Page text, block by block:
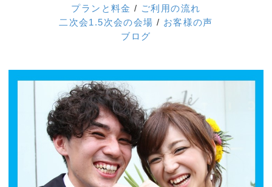
プランと料金 / ご利用の流れ
二次会1.5次会の会場 / お客様の声
ブログ